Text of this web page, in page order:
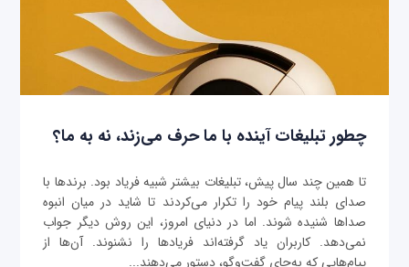
چطور تبلیغات آینده با ما حرف می‌زند، نه به ما؟
تا همین چند سال پیش، تبلیغات بیشتر شبیه فریاد بود. برندها با
صدای بلند پیام خود را تکرار می‌کردند تا شاید در میان انبوه
صداها شنیده شوند. اما در دنیای امروز، این روش دیگر جواب
نمی‌دهد. کاربران یاد گرفته‌اند فریادها را نشنوند. آن‌ها از
پیام‌هایی که به‌جای گفت‌وگو، دستور می‌دهند...